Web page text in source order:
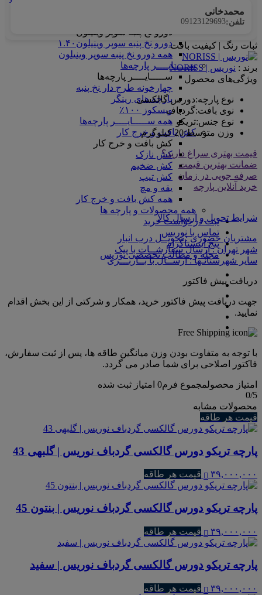
دورو نخ پنبه سوپر وینیلون
دورو نخ پنبه سوپر وینیلون
دورو نخ پنبه سوپر وینیلون۱.۴۰
همه دورو نخ پنبه سوپر وینیلون
ســـــایــــر پارچه‌ها
ســـــایــــر پارچه‌ها
چهارخونه طرح دار نخ پنبه
پارچه های رینگر
ویسکوز ۱۰۰٪
همه ســـــایــــر پارچه‌ها
کش بافت و خرج کار
کش بافت و خرج کار
کش نازک
کش ضخیم
کش تیپ
یقه و مچ
همه کش بافت و خرج کار
همه محصولات و پارچه ها
ثبت درخواست خرید
تماس با نوریس
پیج اینستاگرام
مجله و مطالب تخصصی نوریس
محمدخانی
تلفن:09123129693
ثبات رنگ | کیفیت بافت
برند : نوریس | NORISS
ویژگی‌های محصول
نوع پارچه:دورس گالکسی
نوی بافت:گردباف
نوع جنس:تریکو
وزن متوسط:20 کیلوگرم
قیمت بهتری سراغ دارید؟
ضمانت بهترین قیمت
صرفه جویی در زمان
خرید آنلاین پارچه
شرایط تحویل و ارسال کالا
مشتریان حضوری : تحویــل درب انبار
شهر تهران : ارسال سفارشــات با پیک
سایر شهرستانـها : ارســال با بــاربـــری
دریافت پیش فاکتور
جهت دریافت پیش فاکتور خرید، همکار و شرکتی از این بخش اقدام
نمایید.
با توجه به متفاوت بودن وزن میانگین طاقه ها، پس از ثبت سفارش،
فاکتور اصلاحی برای شما صادر می گردد.
امتیاز محصولمجموع فرم0 امتیاز ثبت شده
0/5
محصولات مشابه
قیمت هر طاقه
پارچه تریکو دورس گالکسی گردباف نوریس | گلبهی 43
۳۹,۰۰۰,۰۰۰ قیمت هر طاقه
پارچه تریکو دورس گالکسی گردباف نوریس | بنتون 45
۳۹,۰۰۰,۰۰۰ قیمت هر طاقه
پارچه تریکو دورس گالکسی گردباف نوریس | سفید
۳۹,۰۰۰,۰۰۰ قیمت هر طاقه